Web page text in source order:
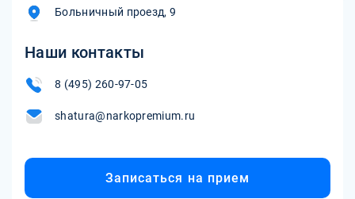
Больничный проезд, 9
Наши контакты
8 (495) 260-97-05
shatura@narkopremium.ru
Записаться на прием